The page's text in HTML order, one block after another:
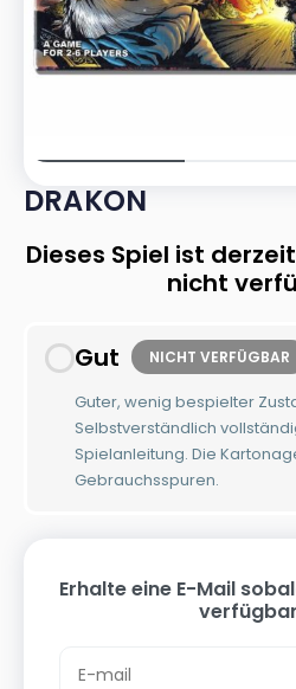
DRAKON
Dieses Spiel ist
nicht
Gut NICHT VERFÜGBAR
Guter, wenig bespielter
Selbstverständlich
Spielanleitung. Die
Gebrauchsspuren.
Erhalte eine E-Mail